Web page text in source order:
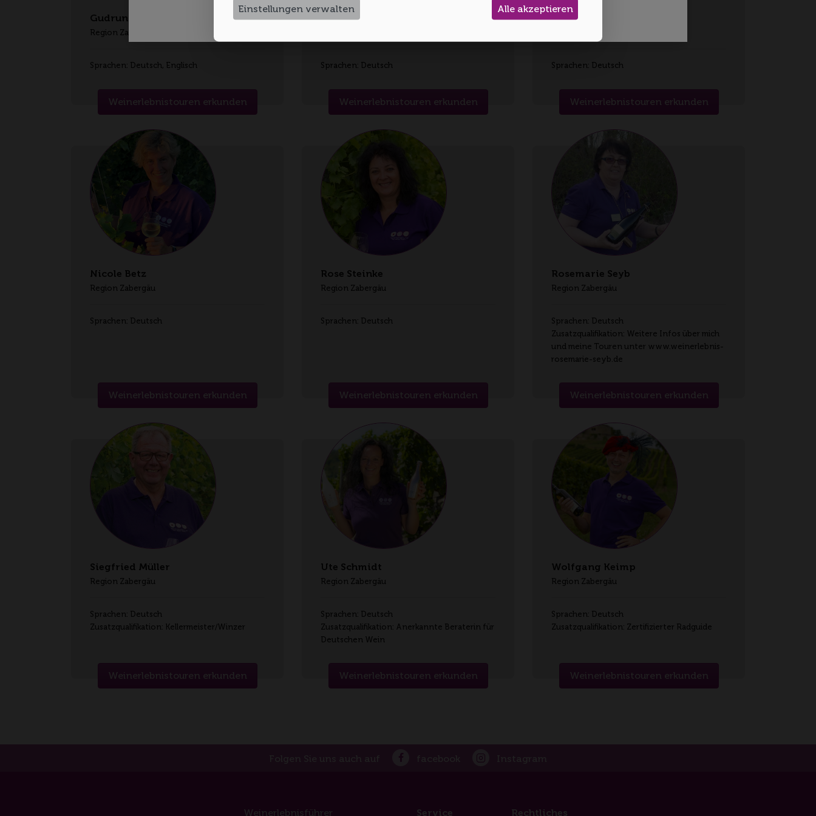
Gudrun Link
Region Zabergäu
Sprachen: Deutsch, Englisch
Weinerlebnistouren erkunden
Heide Bezner
Sprachen: Deutsch
Weinerlebnistouren erkunden
Heidi Brose-Schilling
Sprachen: Deutsch
Weinerlebnistouren erkunden
Nicole Betz
Region Zabergäu
Sprachen: Deutsch
Weinerlebnistouren erkunden
Rose Steinke
Region Zabergäu
Sprachen: Deutsch
Weinerlebnistouren erkunden
Rosemarie Seyb
Region Zabergäu
Sprachen: Deutsch
Zusatzqualifikation: Weitere Infos über mich
und meine Touren unter www.weinerlebnis-
rosemarie-seyb.de
Weinerlebnistouren erkunden
Siegfried Müller
Region Zabergäu
Sprachen: Deutsch
Zusatzqualifikation: Kellermeister/Winzer
Weinerlebnistouren erkunden
Ute Schmidt
Region Zabergäu
Sprachen: Deutsch
Zusatzqualifikation: Anerkannte Beraterin für
Deutschen Wein
Weinerlebnistouren erkunden
Wolfgang Keimp
Region Zabergäu
Sprachen: Deutsch
Zusatzqualifikation: Zertifizierter Radguide
Weinerlebnistouren erkunden
Weinerlebnisführer Service Rechtliches
Einstellungen verwalten Alle akzeptieren